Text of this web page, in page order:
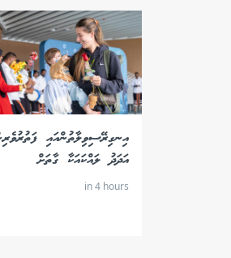
އިނގިރޭސިވިލާތުންއައި
އަދަދު ލައްކައަކާ ގާތަށް
in 4 hours